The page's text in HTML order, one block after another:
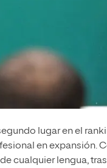
lugar en el
en expansión.
cualquier lengua,